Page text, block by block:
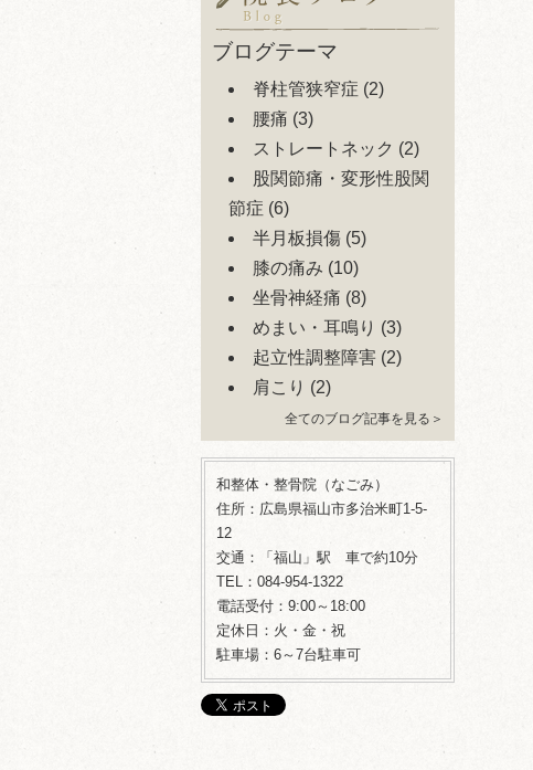
ブログテーマ
脊柱管狭窄症 (2)
腰痛 (3)
ストレートネック (2)
股関節痛・変形性股関
節症 (6)
半月板損傷 (5)
膝の痛み (10)
坐骨神経痛 (8)
めまい・耳鳴り (3)
起立性調整障害 (2)
肩こり (2)
全てのブログ記事を見る＞
和整体・整骨院（なごみ）
住所：広島県福山市多治米町1-5-
12
交通：「福山」駅 車で約10分
TEL：084-954-1322
電話受付：9:00～18:00
定休日：火・金・祝
駐車場：6～7台駐車可